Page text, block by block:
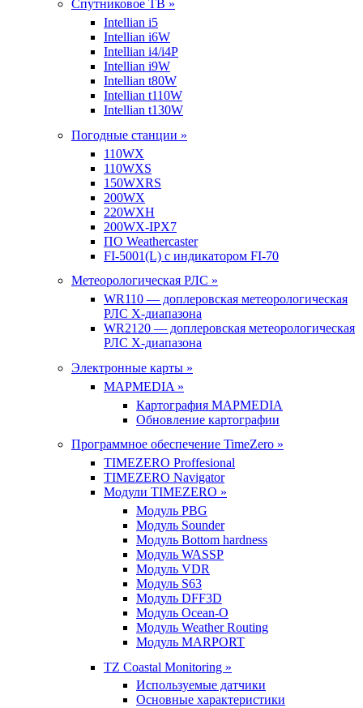
Спутниковое ТВ »
Intellian i5
Intellian i6W
Intellian i4/i4P
Intellian i9W
Intellian t80W
Intellian t110W
Intellian t130W
Погодные станции »
110WX
110WXS
150WXRS
200WX
220WXH
200WX-IPX7
ПО Weathercaster
FI-5001(L) с индикатором FI-70
Метеорологическая РЛС »
WR110 — доплеровская метеорологическая
РЛС X-диапазона
WR2120 — доплеровская метеорологическая
РЛС X-диапазона
Электронные карты »
MAPMEDIA »
Картография MAPMEDIA
Обновление картографии
Программное обеспечение TimeZero »
TIMEZERO Proffesional
TIMEZERO Navigator
Модули TIMEZERO »
Модуль PBG
Модуль Sounder
Модуль Bottom hardness
Модуль WASSP
Модуль VDR
Модуль S63
Модуль DFF3D
Модуль Ocean-O
Модуль Weather Routing
Модуль MARPORT
TZ Coastal Monitoring »
Используемые датчики
Основные характеристики